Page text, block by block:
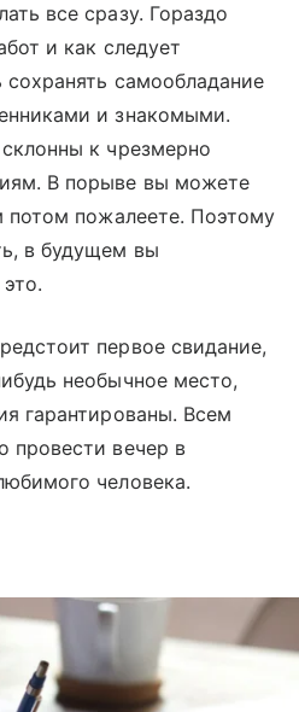
все сразу. Гораздо
и как следует
сохранять самообладание
и знакомыми.
к чрезмерно
В порыве вы можете
потом пожалеете. Поэтому
в будущем вы
первое свидание,
необычное место,
гарантированы. Всем
провести вечер в
человека.